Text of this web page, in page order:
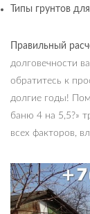
Типы грунтов
Правильный
долговечности
обратитесь к
долгие годы!
баню 4 на 5,5?»
всех факторов,